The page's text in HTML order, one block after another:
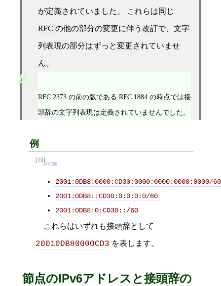
が定義されていました。 これらは同じ
RFC の他の部分の変更に伴う改訂で、文字
列表現の部分はずっと変更されていませ
ん。
RFC 2373の前の版である RFC 1884の時点では接
頭辞の文字列表現は定義されていませんでした。
例
[19]
>>15
2001:0DB8:0000:CD30:0000:0000:0000:0000/60
2001:0DB8::CD30:0:0:0:0/60
2001:0DB8:0:CD30::/60
これらはいずれも接頭辞として
20010DB80000CD3 を表します。
節点のIPv6アドレスと接頭辞の